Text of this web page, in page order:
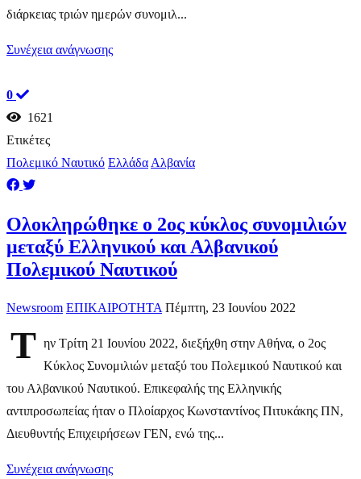
διάρκειας τριών ημερών συνομιλ...
Συνέχεια ανάγνωσης
0
1621
Ετικέτες
Πολεμικό Ναυτικό ΕλλάδαΑλβανία
Ολοκληρώθηκε ο 2ος κύκλος συνομιλιών
μεταξύ Ελληνικού και Αλβανικού
Πολεμικού Ναυτικού
Newsroom ΕΠΙΚΑΙΡΟΤΗΤΑ Πέμπτη, 23 Ιουνίου 2022
Τ ην Τρίτη 21 Ιουνίου 2022, διεξήχθη στην Αθήνα, ο 2ος
Κύκλος Συνομιλιών μεταξύ του Πολεμικού Ναυτικού και
του Αλβανικού Ναυτικού. Επικεφαλής της Ελληνικής
αντιπροσωπείας ήταν ο Πλοίαρχος Κωνσταντίνος Πιτυκάκης ΠΝ,
Διευθυντής Επιχειρήσεων ΓΕΝ, ενώ της...
Συνέχεια ανάγνωσης